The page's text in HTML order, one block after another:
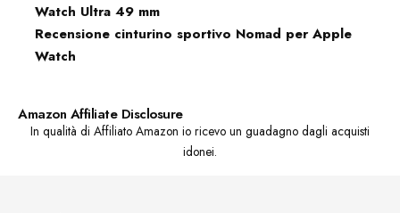
Watch Ultra 49 mm
Recensione cinturino sportivo Nomad per Apple
Watch
Amazon Affiliate Disclosure
In qualità di Affiliato Amazon io ricevo un guadagno dagli acquisti
idonei.